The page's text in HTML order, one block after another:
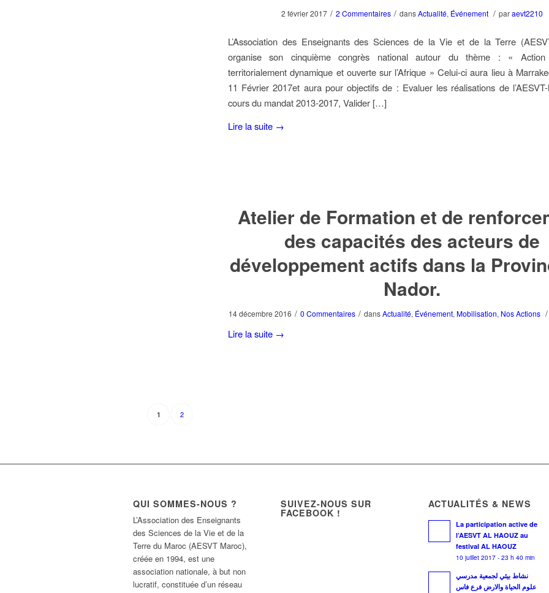
2 février 2017 / 2 Commentaires / dansActualité, Événement / paraevt2210
L’Association des Enseignants des Sciences de la Vie et de la Terre
organise son cinquième congrès national autour du thème : « Action
territorialement dynamique et ouverte sur l’Afrique » Celui-ci aura lieu à
11 Février 2017et aura pour objectifs de : Evaluer les réalisations de
cours du mandat 2013-2017, Valider […]
Lire la suite →
Atelier de Formation et de
des capacités des acteurs de
développement actifs dans la
Nador.
14 décembre 2016 / 0 Commentaires / dansActualité, Événement, Mobilisation, Nos Actions /
Lire la suite →
1 2
QUI SOMMES-NOUS ?
L’Association des Enseignants
des Sciences de la Vie et de la
Terre du Maroc (AESVT Maroc),
créée en 1994, est une
association nationale, à but non
lucratif, constituée d’un réseau
SUIVEZ-NOUS SUR
FACEBOOK !
ACTUALITÉS & NEWS
La participation active de
l’AESVT AL HAOUZ au
festival AL HAOUZ
10 juillet 2017 - 23 h 40 min
نشاط بيئي لجمعية مدرسي
علوم الحياة والارض فرع فاس